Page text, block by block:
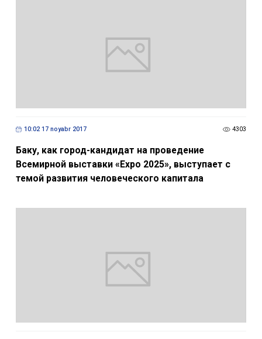
10:02 17 noyabr 2017 4303
Баку, как город-кандидат на проведение
Всемирной выставки «Ехро 2025», выступает с
темой развития человеческого капитала